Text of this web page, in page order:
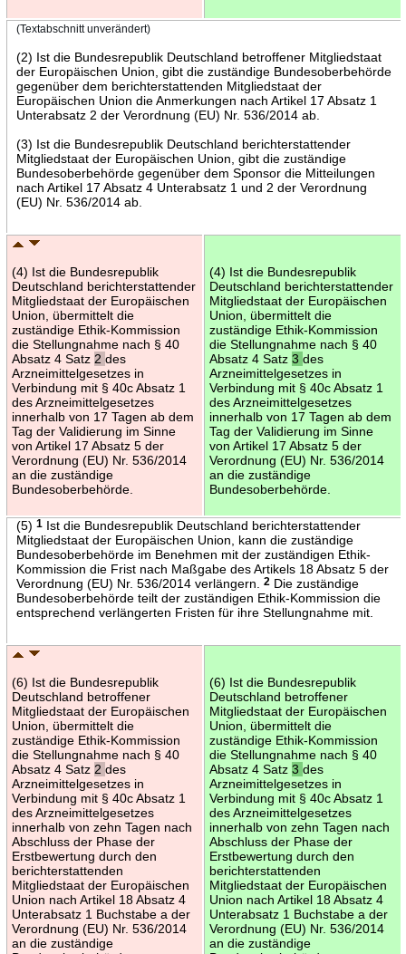
(Textabschnitt unverändert)
(2) Ist die Bundesrepublik Deutschland betroffener Mitgliedstaat
der Europäischen Union, gibt die zuständige Bundesoberbehörde
gegenüber dem berichterstattenden Mitgliedstaat der
Europäischen Union die Anmerkungen nach Artikel 17 Absatz 1
Unterabsatz 2 der Verordnung (EU) Nr. 536/2014 ab.
(3) Ist die Bundesrepublik Deutschland berichterstattender
Mitgliedstaat der Europäischen Union, gibt die zuständige
Bundesoberbehörde gegenüber dem Sponsor die Mitteilungen
nach Artikel 17 Absatz 4 Unterabsatz 1 und 2 der Verordnung
(EU) Nr. 536/2014 ab.
(4) Ist die Bundesrepublik
Deutschland berichterstattender
Mitgliedstaat der Europäischen
Union, übermittelt die
zuständige Ethik-Kommission
die Stellungnahme nach § 40
Absatz 4 Satz 2 des
Arzneimittelgesetzes in
Verbindung mit § 40c Absatz 1
des Arzneimittelgesetzes
innerhalb von 17 Tagen ab dem
Tag der Validierung im Sinne
von Artikel 17 Absatz 5 der
Verordnung (EU) Nr. 536/2014
an die zuständige
Bundesoberbehörde.
(4) Ist die Bundesrepublik
Deutschland berichterstattender
Mitgliedstaat der Europäischen
Union, übermittelt die
zuständige Ethik-Kommission
die Stellungnahme nach § 40
Absatz 4 Satz 3 des
Arzneimittelgesetzes in
Verbindung mit § 40c Absatz 1
des Arzneimittelgesetzes
innerhalb von 17 Tagen ab dem
Tag der Validierung im Sinne
von Artikel 17 Absatz 5 der
Verordnung (EU) Nr. 536/2014
an die zuständige
Bundesoberbehörde.
(5) 1Ist die Bundesrepublik Deutschland berichterstattender
Mitgliedstaat der Europäischen Union, kann die zuständige
Bundesoberbehörde im Benehmen mit der zuständigen Ethik-
Kommission die Frist nach Maßgabe des Artikels 18 Absatz 5 der
Verordnung (EU) Nr. 536/2014 verlängern.
2Die zuständige
Bundesoberbehörde teilt der zuständigen Ethik-Kommission die
entsprechend verlängerten Fristen für ihre Stellungnahme mit.
(6) Ist die Bundesrepublik
Deutschland betroffener
Mitgliedstaat der Europäischen
Union, übermittelt die
zuständige Ethik-Kommission
die Stellungnahme nach § 40
Absatz 4 Satz 2 des
Arzneimittelgesetzes in
Verbindung mit § 40c Absatz 1
des Arzneimittelgesetzes
innerhalb von zehn Tagen nach
Abschluss der Phase der
Erstbewertung durch den
berichterstattenden
Mitgliedstaat der Europäischen
Union nach Artikel 18 Absatz 4
Unterabsatz 1 Buchstabe a der
Verordnung (EU) Nr. 536/2014
an die zuständige
(6) Ist die Bundesrepublik
Deutschland betroffener
Mitgliedstaat der Europäischen
Union, übermittelt die
zuständige Ethik-Kommission
die Stellungnahme nach § 40
Absatz 4 Satz 3 des
Arzneimittelgesetzes in
Verbindung mit § 40c Absatz 1
des Arzneimittelgesetzes
innerhalb von zehn Tagen nach
Abschluss der Phase der
Erstbewertung durch den
berichterstattenden
Mitgliedstaat der Europäischen
Union nach Artikel 18 Absatz 4
Unterabsatz 1 Buchstabe a der
Verordnung (EU) Nr. 536/2014
an die zuständige